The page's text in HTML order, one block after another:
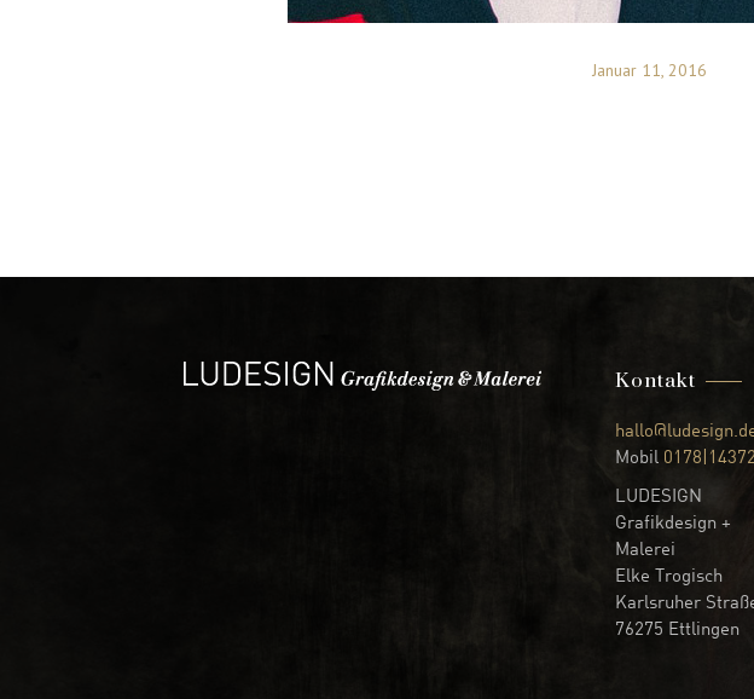
Januar 11, 2016
Kontakt
Mobil
LUDESIGN
Grafikdesign +
Malerei
Elke Trogisch
Karlsruher
76275 Ettlingen